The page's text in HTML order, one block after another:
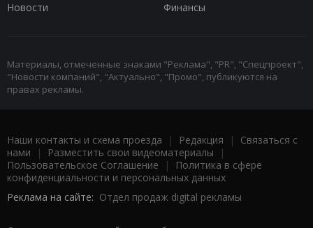
Новости
Финансы
Материалы, отмеченные знаками "Реклама", "PR", "Спецпроект",
"Новости компаний", "Актуально", "Промо", публикуются на
правах рекламы.
Наши контакты и схема проезда | Редакция | Связаться с
нами | Разместить свои видеоматериалы |
Пользовательское Соглашение |
Политика в сфере
конфиденциальности и персональных данных
Реклама на сайте: Отдел продаж digital рекламы